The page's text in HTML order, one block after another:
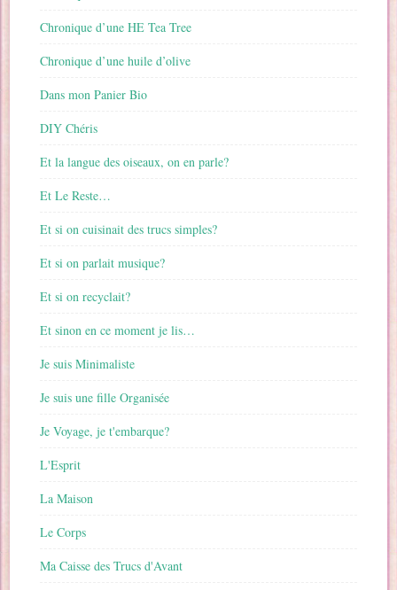
Chronique d’une HE Tea Tree
Chronique d’une huile d’olive
Dans mon Panier Bio
DIY Chéris
Et la langue des oiseaux, on en parle?
Et Le Reste…
Et si on cuisinait des trucs simples?
Et si on parlait musique?
Et si on recyclait?
Et sinon en ce moment je lis…
Je suis Minimaliste
Je suis une fille Organisée
Je Voyage, je t'embarque?
L'Esprit
La Maison
Le Corps
Ma Caisse des Trucs d'Avant